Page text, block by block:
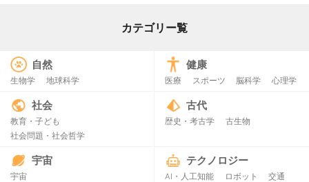
カテゴリー覧
自然
生物学 地球科学
健康
医療 スポーツ 脳科学 心理学
社会
教育・子ども
社会問題・社会哲学
古代
歴史・考古学 古生物
宇宙
宇宙
テクノロジー
AI・人工知能 ロボット
交通